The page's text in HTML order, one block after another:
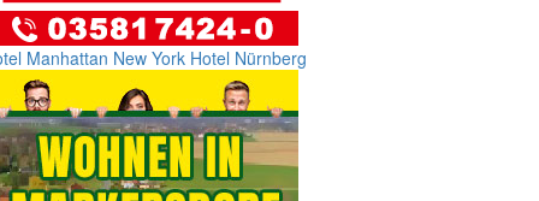
Manhattan New York Hotel Nürnberg